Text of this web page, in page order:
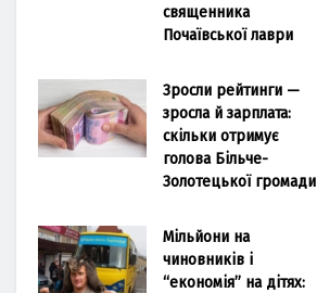
священника
Почаївської лаври
Зросли рейтинги —
зросла й зарплата:
скільки отримує
голова Більче-
Золотецької громади
Мільйони на
чиновників і
“економія” на дітях: